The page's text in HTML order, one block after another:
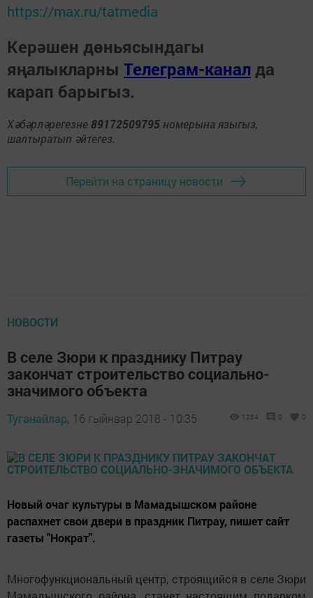
https://max.ru/tatmedia
Керәшен дөньясындагы
яңалыкларны Телеграм-канал да
карап барыгыз.
Хәбәрләрегезне 89172509795 номерына языгыз,
шалтыратып әйтегез.
Перейти на страницу новости
НОВОСТИ
В селе Зюри к празднику Питрау
закончат строительство социально-
значимого объекта
Туганайлар, 16 гыйнвар 2018 - 10:35 1284 0 0
Новый очаг культуры в Мамадышском районе
распахнет свои двери в праздник Питрау, пишет сайт
газеты "Нократ".
Многофункциональный центр, строящийся в селе Зюри